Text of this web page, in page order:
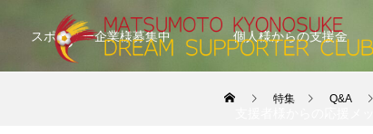
スポンサー企業様募集中 個人様からの支援金
特集 Q&A